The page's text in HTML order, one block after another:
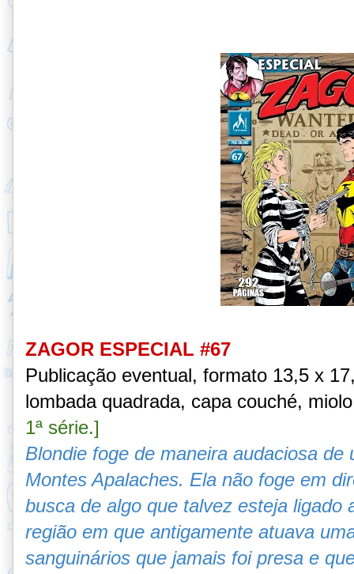
ZAGOR ESPECIAL #67
Publicação eventual, formato 13,5 x
lombada quadrada, capa couché,
1ª série.]
Blondie foge de maneira audaciosa
Montes Apalaches. Ela não foge em
busca de algo que talvez esteja ligado
região em que antigamente atuava
sanguinários que jamais foi presa e